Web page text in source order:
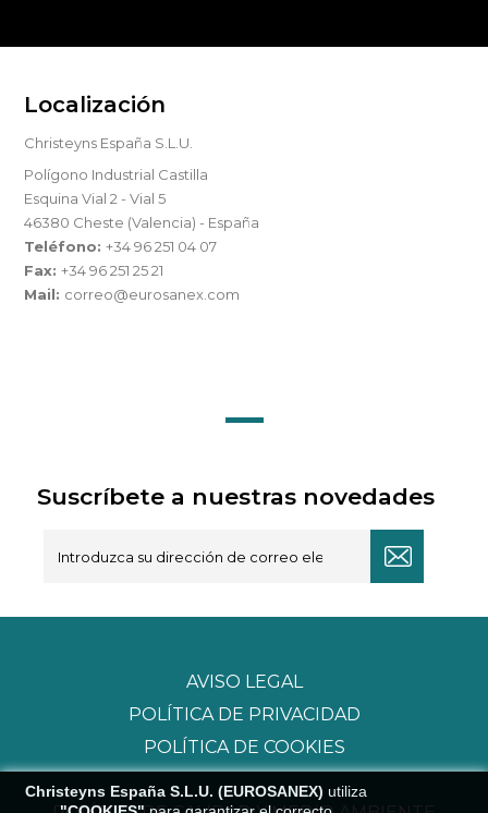
Localización
Christeyns España S.L.U.
Polígono Industrial Castilla
Esquina Vial 2 - Vial 5
46380 Cheste (Valencia) - España
Teléfono:+34 96 251 04 07
Fax:+34 96 251 25 21
Mail: correo@eurosanex.com
Suscríbete a nuestras novedades
Christeyns España S.L.U. (EUROSANEX) utiliza
AVISO LEGAL
POLÍTICA DE PRIVACIDAD
POLÍTICA DE COOKIES